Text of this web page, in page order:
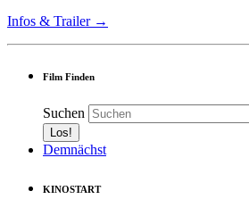
Infos & Trailer →
Film Finden
Suchen
Demnächst
KINOSTART